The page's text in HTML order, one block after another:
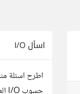
اسأل I/O
اطرح اسئلة